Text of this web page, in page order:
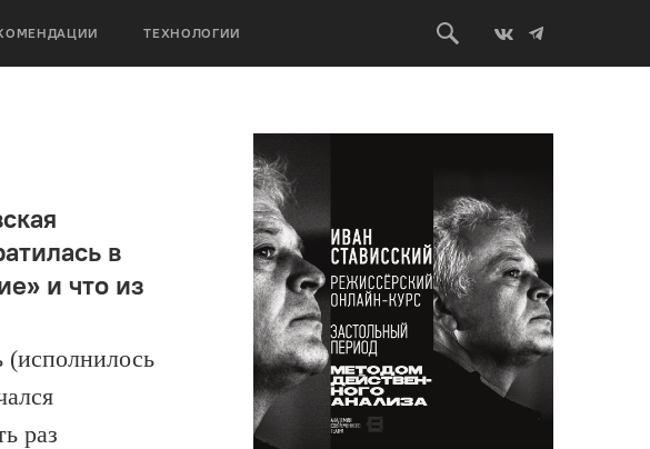
ТЕХНОЛОГИИ
в
и что из
(исполнилось
раз